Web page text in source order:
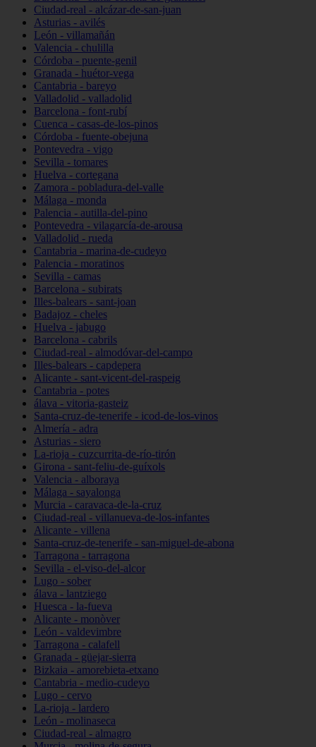
Ciudad-real - alcázar-de-san-juan
Asturias - avilés
León - villamañán
Valencia - chulilla
Córdoba - puente-genil
Granada - huétor-vega
Cantabria - bareyo
Valladolid - valladolid
Barcelona - font-rubí
Cuenca - casas-de-los-pinos
Córdoba - fuente-obejuna
Pontevedra - vigo
Sevilla - tomares
Huelva - cortegana
Zamora - pobladura-del-valle
Málaga - monda
Palencia - autilla-del-pino
Pontevedra - vilagarcía-de-arousa
Valladolid - rueda
Cantabria - marina-de-cudeyo
Palencia - moratinos
Sevilla - camas
Barcelona - subirats
Illes-balears - sant-joan
Badajoz - cheles
Huelva - jabugo
Barcelona - cabrils
Ciudad-real - almodóvar-del-campo
Illes-balears - capdepera
Alicante - sant-vicent-del-raspeig
Cantabria - potes
álava - vitoria-gasteiz
Santa-cruz-de-tenerife - icod-de-los-vinos
Almería - adra
Asturias - siero
La-rioja - cuzcurrita-de-río-tirón
Girona - sant-feliu-de-guíxols
Valencia - alboraya
Málaga - sayalonga
Murcia - caravaca-de-la-cruz
Ciudad-real - villanueva-de-los-infantes
Alicante - villena
Santa-cruz-de-tenerife - san-miguel-de-abona
Tarragona - tarragona
Sevilla - el-viso-del-alcor
Lugo - sober
álava - lantziego
Huesca - la-fueva
Alicante - monòver
León - valdevimbre
Tarragona - calafell
Granada - güejar-sierra
Bizkaia - amorebieta-etxano
Cantabria - medio-cudeyo
Lugo - cervo
La-rioja - lardero
León - molinaseca
Ciudad-real - almagro